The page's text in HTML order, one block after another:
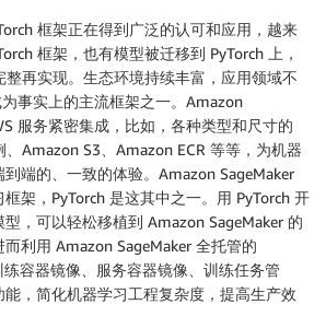
框架正在得到广泛的认可和应用，越来
框架，也有模型被迁移到 PyTorch 上，
整再实现。生态环境持续丰富，应用领域不
事实上的主流框架之一。Amazon
服务紧密集成，比如，各种类型和尺寸的
Amazon S3、Amazon ECR 等等，为机器
端的、一致的体验。Amazon SageMaker
架，PyTorch 是这其中之一。用 PyTorch 开
，可以轻松移植到 Amazon SageMaker 的
利用 Amazon SageMaker 全托管的
容器镜像、服务容器镜像、训练任务管
，简化机器学习工程复杂度，提高生产效